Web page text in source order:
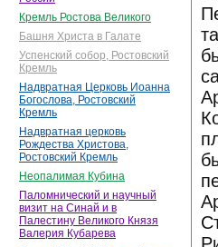
Кремль Ростова Великого
Башня Христа в Галате
Успенский собор, Ростовский
Кремль
Надвратная Церковь Иоанна
Богослова, Ростовский
Кремль
Надвратная церковь
Рождества Христова,
Ростовский Кремль
Неопалимая Кубина
Паломнический и научный
визит на Синай и в
Палестину Великого Князя
Валерия Кубарева